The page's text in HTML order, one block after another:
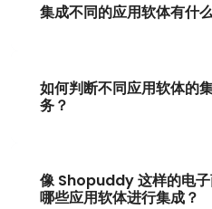
集成不同的应用软体有什
如何判断不同应用软体的
务？
像 Shopuddy 这样的电
哪些应用软体进行集成？